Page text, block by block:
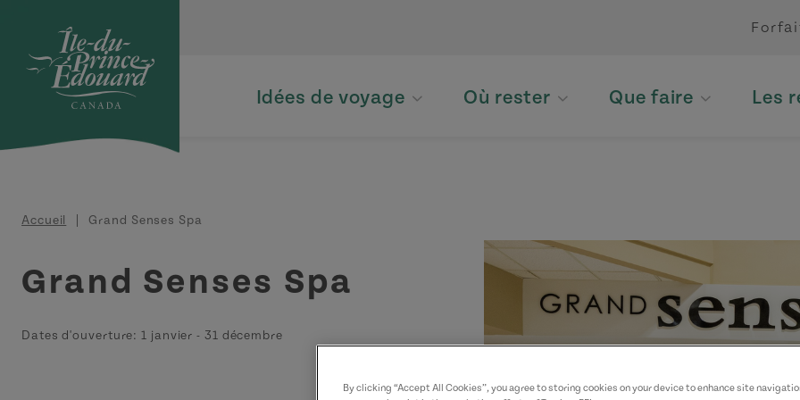
Idées de voyage Où rester Que faire Les
Fil d'Ariane
Accueil Grand Senses Spa
Grand Senses Spa
Dates d'ouverture:1 janvier - 31 décembre
By clicking “Accept All Cookies”, you agree to storing cookies on your device to enhance site